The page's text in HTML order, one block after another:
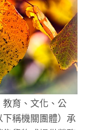
教育、文化、公
稱機關團體）承